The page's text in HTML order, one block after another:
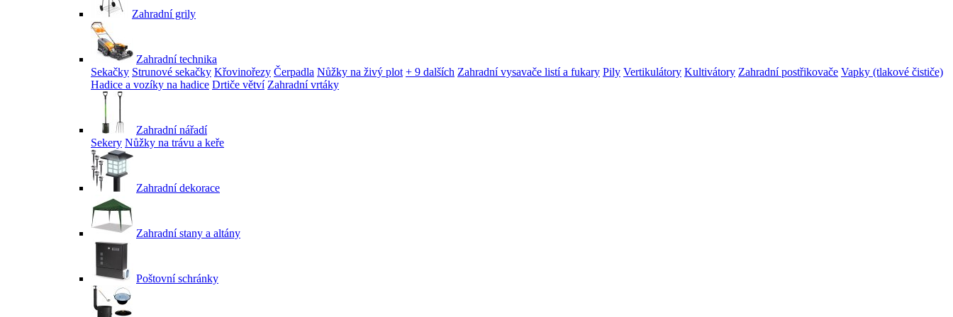
Zahradní grily
Zahradní technika
Sekačky Strunové sekačky Křovinořezy Čerpadla Nůžky na živý plot + 9 dalších Zahradní vysavače listí a fukary Pily Vertikulátory Kultivátory Zahradní postřikovače Vapky (tlakové čističe)
Hadice a vozíky na hadice Drtiče větví Zahradní vrtáky
Zahradní nářadí
Sekery Nůžky na trávu a keře
Zahradní dekorace
Zahradní stany a altány
Poštovní schránky